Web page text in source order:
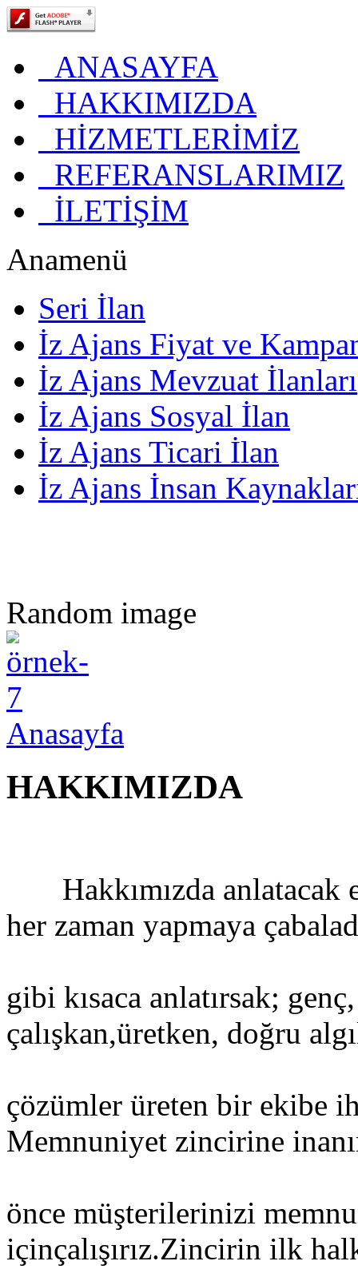
ANASAYFA
HAKKIMIZDA
HİZMETLERİMİZ
REFERANSLARIMIZ
İLETİŞİM
Anamenü
Seri İlan
İz Ajans Fiyat ve
İz Ajans Mevzuat İlanları
İz Ajans Sosyal İlan
İz Ajans Ticari İlan
İz Ajans İnsan
Random image
Anasayfa
HAKKIMIZDA
Hakkımızda anlatacak
her zaman yapmaya
gibi kısaca anlatırsak;
çalışkan,üretken, doğru
çözümler üreten bir ekibe
Memnuniyet zincirine
önce müşterilerinizi
içinçalışırız.Zincirin ilk